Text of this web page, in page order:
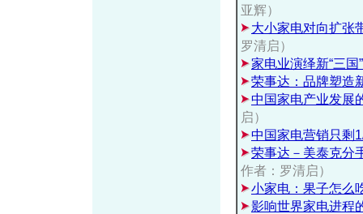
亚辉）
大小家电对向扩张
罗清启）
家电业演绎新“三国”
荣事达：品牌塑造
中国家电产业发展
启）
中国家电营销只剩
荣事达－美泰克分
作者：罗清启）
小家电：果子怎么
影响世界家电进程